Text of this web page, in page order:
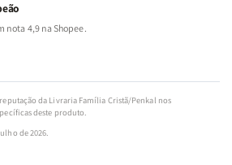
nota 4,9 na Shopee.
da Livraria Família Cristã/Penkal nos
deste produto.
de 2026.